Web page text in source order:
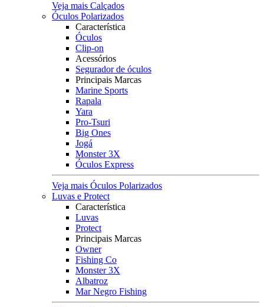
Veja mais Calçados
Óculos Polarizados
Característica
Óculos
Clip-on
Acessórios
Segurador de óculos
Principais Marcas
Marine Sports
Rapala
Yara
Pro-Tsuri
Big Ones
Jogá
Monster 3X
Óculos Express
Veja mais Óculos Polarizados
Luvas e Protect
Característica
Luvas
Protect
Principais Marcas
Owner
Fishing Co
Monster 3X
Albatroz
Mar Negro Fishing